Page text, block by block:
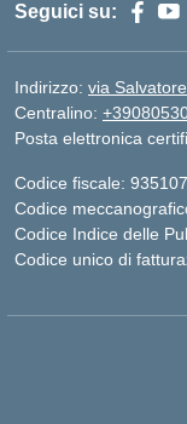
Seguici su:
Indirizzo: via
Centralino:
Posta elettronica
Codice fiscale:
Codice
Codice Indice delle
Codice unico di